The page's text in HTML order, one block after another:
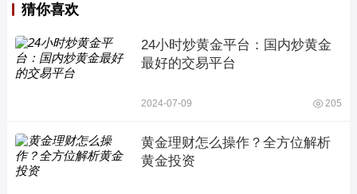
猜你喜欢
24小时炒黄金平台：国内炒黄金
最好的交易平台
2024-07-09 205
黄金理财怎么操作？全方位解析
黄金投资